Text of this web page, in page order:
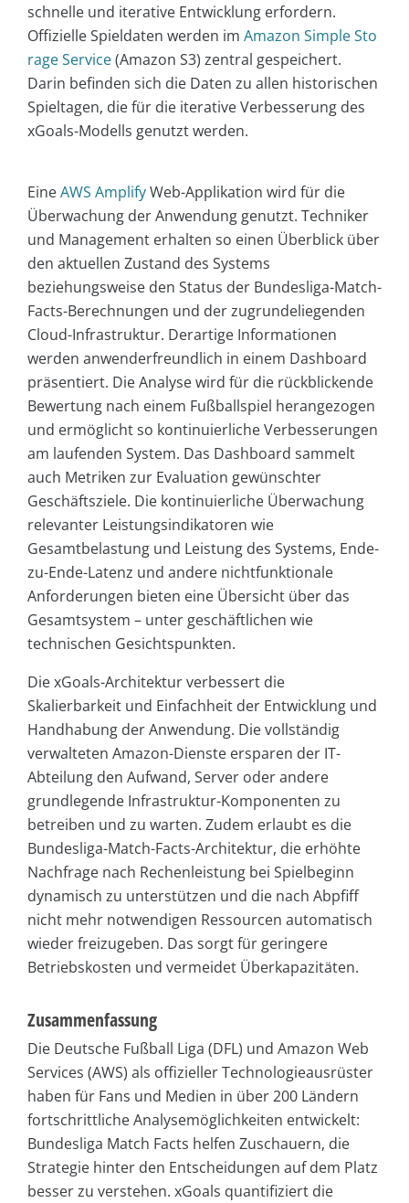
schnelle und iterative Entwicklung erfordern.
Offizielle Spieldaten werden im Amazon Simple Sto
rage Service(Amazon S3) zentral gespeichert.
Darin befinden sich die Daten zu allen historischen
Spieltagen, die für die iterative Verbesserung des
xGoals-Modells genutzt werden.
EineAWS AmplifyWeb-Applikation wird für die
Überwachung der Anwendung genutzt. Techniker
und Management erhalten so einen Überblick über
den aktuellen Zustand des Systems
beziehungsweise den Status der Bundesliga-Match-
Facts-Berechnungen und der zugrundeliegenden
Cloud-Infrastruktur. Derartige Informationen
werden anwenderfreundlich in einem Dashboard
präsentiert. Die Analyse wird für die rückblickende
Bewertung nach einem Fußballspiel herangezogen
und ermöglicht so kontinuierliche Verbesserungen
am laufenden System. Das Dashboard sammelt
auch Metriken zur Evaluation gewünschter
Geschäftsziele. Die kontinuierliche Überwachung
relevanter Leistungsindikatoren wie
Gesamtbelastung und Leistung des Systems, Ende-
zu-Ende-Latenz und andere nichtfunktionale
Anforderungen bieten eine Übersicht über das
Gesamtsystem – unter geschäftlichen wie
technischen Gesichtspunkten.
Die xGoals-Architektur verbessert die
Skalierbarkeit und Einfachheit der Entwicklung und
Handhabung der Anwendung. Die vollständig
verwalteten Amazon-Dienste ersparen der IT-
Abteilung den Aufwand, Server oder andere
grundlegende Infrastruktur-Komponenten zu
betreiben und zu warten. Zudem erlaubt es die
Bundesliga-Match-Facts-Architektur, die erhöhte
Nachfrage nach Rechenleistung bei Spielbeginn
dynamisch zu unterstützen und die nach Abpfiff
nicht mehr notwendigen Ressourcen automatisch
wieder freizugeben. Das sorgt für geringere
Betriebskosten und vermeidet Überkapazitäten.
Zusammenfassung
Die Deutsche Fußball Liga (DFL) und Amazon Web
Services (AWS) als offizieller Technologieausrüster
haben für Fans und Medien in über 200 Ländern
fortschrittliche Analysemöglichkeiten entwickelt:
Bundesliga Match Facts helfen Zuschauern, die
Strategie hinter den Entscheidungen auf dem Platz
besser zu verstehen. xGoals quantifiziert die